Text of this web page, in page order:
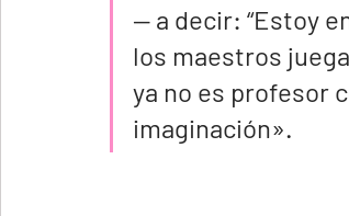
— a decir: “Estoy
los maestros
ya no es profesor
imaginación».